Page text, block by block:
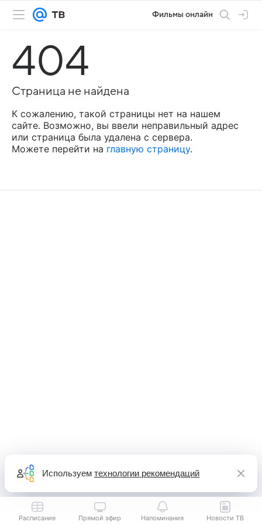
Фильмы онлайн
404
Страница не найдена
К сожалению, такой страницы нет на нашем
сайте. Возможно, вы ввели неправильный адрес
или страница была удалена с сервера.
Можете перейти на главную страницу.
Расписание Прямой эфир Напоминания Новости ТВ
Используем технологии рекомендаций